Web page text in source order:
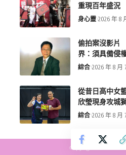
重現百年盛況
身心靈 2026 年 8
偷拍案沒影
界：須具備侵
綜合 2026 年 8 月
從昔日高中女
欣瑩現身攻城
綜合 2026 年 8 月
copyright © more-